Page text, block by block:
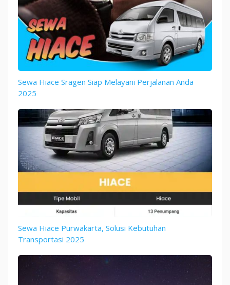
Sewa Hiace Sragen Siap Melayani Perjalanan Anda
2025
Sewa Hiace Purwakarta, Solusi Kebutuhan
Transportasi 2025